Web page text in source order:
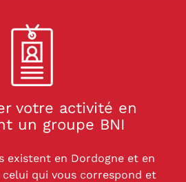
votre activité en
un groupe BNI
existent en Dordogne et en
celui qui vous correspond et